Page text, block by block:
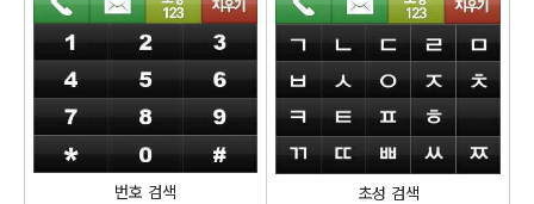
번호 검색 초성 검색